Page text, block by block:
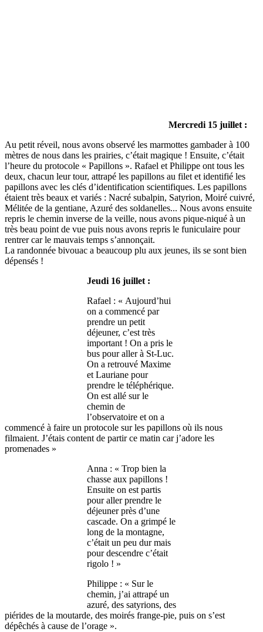
Mercredi 15 juillet :
Au petit réveil, nous avons observé les marmottes gambader à 100
mètres de nous dans les prairies, c’était magique ! Ensuite, c’était
l’heure du protocole « Papillons ». Rafael et Philippe ont tous les
deux, chacun leur tour, attrapé les papillons au filet et identifié les
papillons avec les clés d’identification scientifiques. Les papillons
étaient très beaux et variés : Nacré subalpin, Satyrion, Moiré cuivré,
Mélitée de la gentiane, Azuré des soldanelles... Nous avons ensuite
repris le chemin inverse de la veille, nous avons pique-niqué à un
très beau point de vue puis nous avons repris le funiculaire pour
rentrer car le mauvais temps s’annonçait.
La randonnée bivouac a beaucoup plu aux jeunes, ils se sont bien
dépensés !
Jeudi 16 juillet :
Rafael : « Aujourd’hui
on a commencé par
prendre un petit
déjeuner, c’est très
important ! On a pris le
bus pour aller à St-Luc.
On a retrouvé Maxime
et Lauriane pour
prendre le téléphérique.
On est allé sur le
chemin de
l’observatoire et on a
commencé à faire un protocole sur les papillons où ils nous
filmaient. J’étais content de partir ce matin car j’adore les
promenades »
Anna : « Trop bien la
chasse aux papillons !
Ensuite on est partis
pour aller prendre le
déjeuner près d’une
cascade. On a grimpé le
long de la montagne,
c’était un peu dur mais
pour descendre c’était
rigolo ! »
Philippe : « Sur le
chemin, j’ai attrapé un
azuré, des satyrions, des
piérides de la moutarde, des moirés frange-pie, puis on s’est
dépêchés à cause de l’orage ».